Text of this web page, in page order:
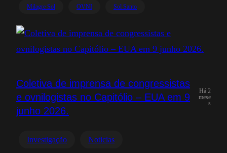
Milagre Sol OVNI Sol Santo
Coletiva de imprensa de congressistas
e ovnilogistas no Capitólio – EUA em 9
junho 2026.
Há 2
mese
s
Investigação Noticias